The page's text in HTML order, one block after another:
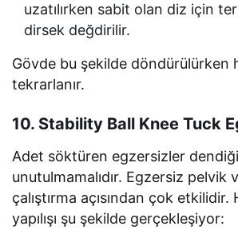
uzatılırken sabit olan diz için
dirsek değdirilir.
Gövde bu şekilde döndürülürken
tekrarlanır.
10. Stability Ball Knee Tuck
Adet söktüren egzersizler
unutulmamalıdır. Egzersiz pelvik
çalıştırma açısından çok etkilidir.
yapılışı şu şekilde gerçekleşiyor: